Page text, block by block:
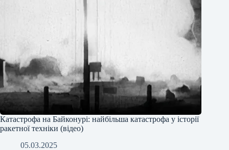
Катастрофа на Байконурі: найбільша катастрофа у історії
ракетної техніки (відео)
05.03.2025